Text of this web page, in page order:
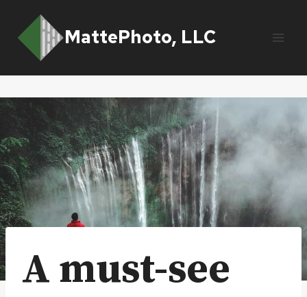
content
MattePhoto, LLC
A must-see